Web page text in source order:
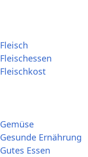
Fleisch
Fleischessen
Fleischkost
Gemüse
Gesunde Ernährung
Gutes Essen